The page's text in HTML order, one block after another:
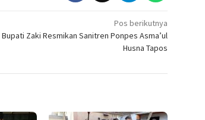
Pos berikutnya
Bupati Zaki Resmikan Sanitren Ponpes Asma’ul
Husna Tapos